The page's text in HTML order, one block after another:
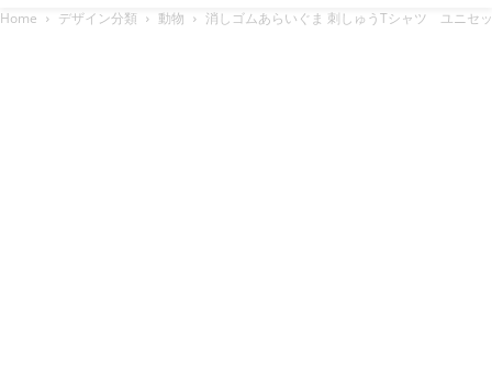
Home デザイン分類 動物 消しゴムあらいぐま 刺しゅうTシャツ ユニセ